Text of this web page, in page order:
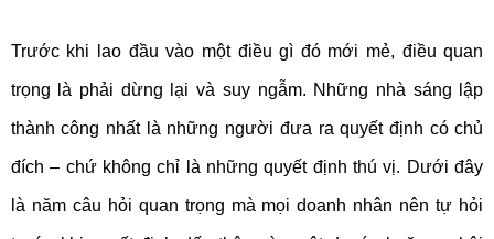
Trước khi lao đầu vào một điều gì đó mới mẻ, điều quan
trọng là phải dừng lại và suy ngẫm. Những nhà sáng lập
thành công nhất là những người đưa ra quyết định có chủ
đích – chứ không chỉ là những quyết định thú vị. Dưới đây
là năm câu hỏi quan trọng mà mọi doanh nhân nên tự hỏi